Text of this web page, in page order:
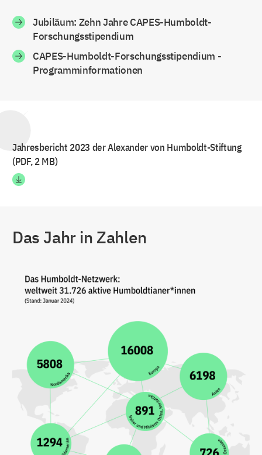
Jubiläum: Zehn Jahre CAPES-Humboldt-
Forschungsstipendium
CAPES-Humboldt-Forschungsstipendium -
Programminformationen
Jahresbericht 2023 der Alexander von Humboldt-Stiftung
(PDF, 2 MB)
Das Jahr in Zahlen